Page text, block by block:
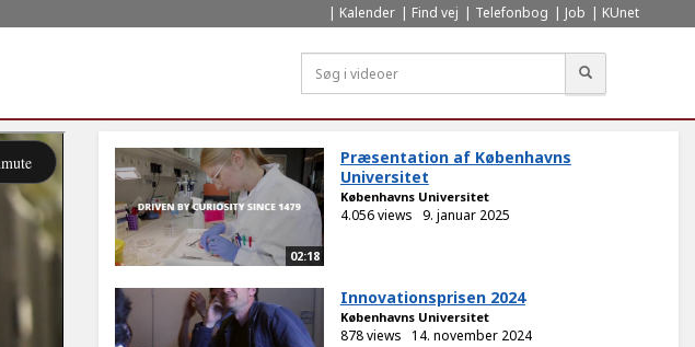
Kalender Find vej Telefonbog Job KUnet
02:18
Præsentation af Københavns
Universitet
Københavns Universitet
4.056 views 9. januar 2025
Innovationsprisen 2024
Københavns Universitet
878 views 14. november 2024